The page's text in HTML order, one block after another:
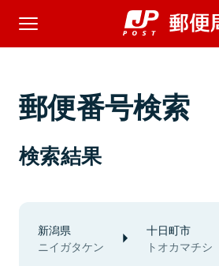
郵便番号検索
検索結果
新潟県
ニイガタケン
十日町市
トオカマチシ